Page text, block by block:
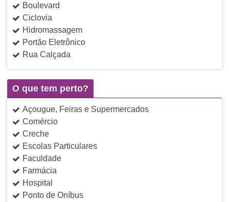
Boulevard
Ciclovia
Hidromassagem
Portão Eletrônico
Rua Calçada
O que tem perto?
Açougue, Feiras e Supermercados
Comércio
Creche
Escolas Particulares
Faculdade
Farmácia
Hospital
Ponto de Oníbus